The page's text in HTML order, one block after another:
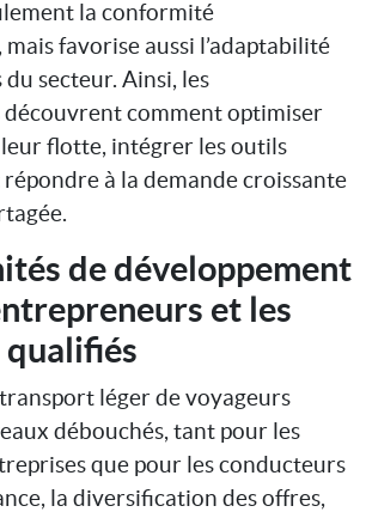
la conformité
favorise aussi l’adaptabilité
secteur. Ainsi, les
découvrent comment optimiser
flotte, intégrer les outils
à la demande croissante
de développement
et les
qualifiés
léger de voyageurs
débouchés, tant pour les
que pour les conducteurs
la diversification des offres,